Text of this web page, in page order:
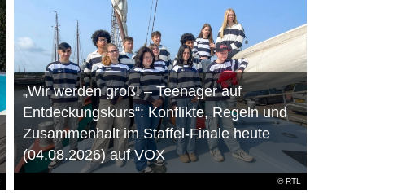
© RTL
„Wir werden groß! – Teenager auf
Entdeckungskurs“: Konflikte, Regeln und
Zusammenhalt im Staffel-Finale heute
(04.08.2026) auf VOX